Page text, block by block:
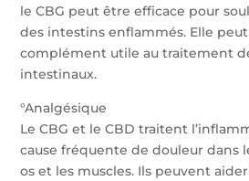
le CBG peut être efficace pour
des intestins enflammés. Elle
complément utile au traitement
intestinaux.
°Analgésique
Le CBG et le CBD traitent
cause fréquente de douleur dans
os et les muscles. Ils peuvent